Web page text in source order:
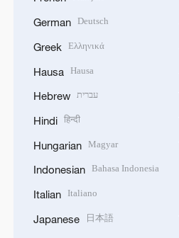
German Deutsch
Greek Ελληνικά
Hausa Hausa
Hebrew עברית
Hindi हिन्दी
Hungarian Magyar
Indonesian Bahasa Indonesia
Italian Italiano
Japanese 日本語